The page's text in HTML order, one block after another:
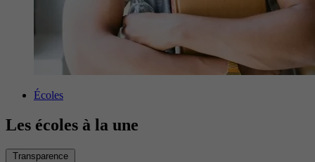
Écoles
Les écoles à la une
Transparence